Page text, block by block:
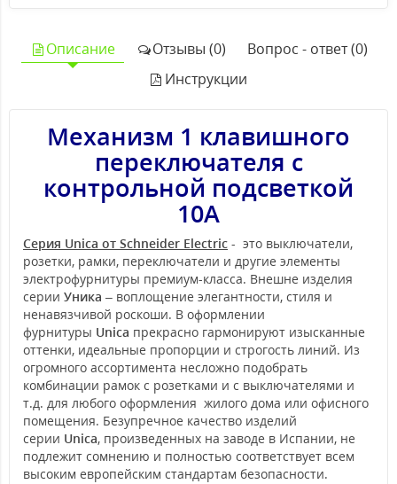
Описание Отзывы (0)
Вопрос - ответ (0)
Инструкции
Механизм 1 клавишного
переключателя с
контрольной подсветкой
10А
Серия Unica от Schneider Electric - это выключатели,
розетки, рамки, переключатели и другие элементы
электрофурнитуры премиум-класса. Внешне изделия
серии Уника – воплощение элегантности, стиля и
ненавязчивой роскоши. В оформлении
фурнитуры Unica прекрасно гармонируют изысканные
оттенки, идеальные пропорции и строгость линий. Из
огромного ассортимента несложно подобрать
комбинации рамок с розетками и с выключателями и
т.д. для любого оформления жилого дома или офисного
помещения. Безупречное качество изделий
серии Unica, произведенных на заводе в Испании, не
подлежит сомнению и полностью соответствует всем
высоким европейским стандартам безопасности.